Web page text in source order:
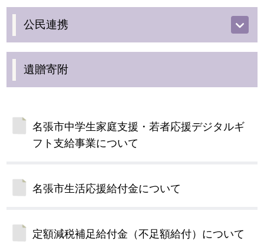
公民連携
遺贈寄附
名張市中学生家庭支援・若者応援デジタルギ
フト支給事業について
名張市生活応援給付金について
定額減税補足給付金（不足額給付）について